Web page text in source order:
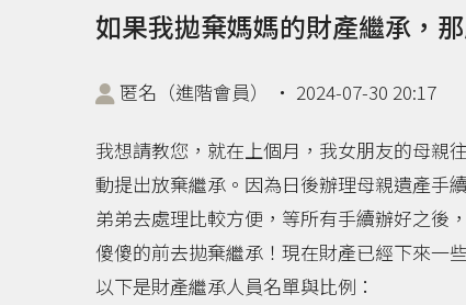
如果我拋棄媽媽的財產繼承，
匿名（進階會員） ‧ 2024-07-30 20:17
我想請教您，就在上個月，我女朋友的母親
動提出放棄繼承。因為日後辦理母親遺產手
弟弟去處理比較方便，等所有手續辦好之後
傻傻的前去拋棄繼承！現在財產已經下來一
以下是財產繼承人員名單與比例：